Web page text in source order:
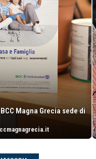
Magna Grecia sede di